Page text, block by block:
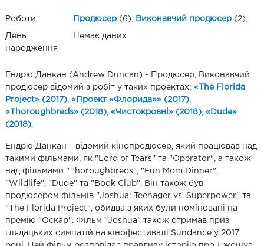
Роботи Продюсер (6), Виконавчий продюсер (2),
День
народження
Немає даних
Ендрю Данкан (Andrew Duncan) - Продюсер, Виконавчий
продюсер відомий з робіт у таких проектах: «The Florida
Project» (2017) «Проект «Флорида»» (2017)
«Thoroughbreds» (2018) «Чистокровні» (2018) «Dude»
(2018)
Ендрю Данкан – відомий кінопродюсер, який працював над
такими фільмами, як "Lord of Tears" та "Operator", а також
над фільмами "Thoroughbreds", "Fun Mom Dinner",
"Wildlife", "Dude" та "Book Club". Він також був
продюсером фільмів "Joshua: Teenager vs. Superpower" та
"The Florida Project", обидва з яких були номіновані на
премію "Оскар". Фільм "Joshua" також отримав приз
глядацьких симпатій на кінофестивалі Sundance у 2017